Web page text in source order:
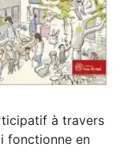
à travers
fonctionne en